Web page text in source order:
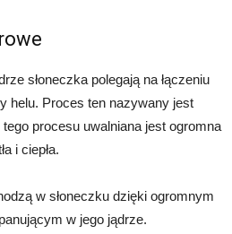
słoneczka polegają na łączeniu
helu. Proces ten nazywany jest
procesu uwalniana jest ogromna
i ciepła.
w słoneczku dzięki ogromnym
w jego jądrze.